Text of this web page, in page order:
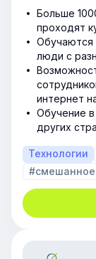
Больше
проходят
Обучаются
люди с
интернет
Обучение
других
Технологии
#смешанное